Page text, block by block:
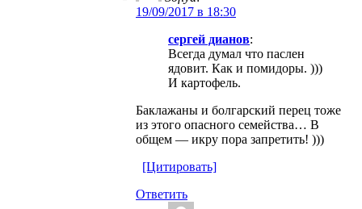
19/09/2017 в 18:30
ceргей дианов:
Всегда думал что паслен
ядовит. Как и помидоры. )))
И картофель.
Баклажаны и болгарский перец тоже
из этого опасного семейства… В
общем — икру пора запретить! )))
[Цитировать]
Ответить